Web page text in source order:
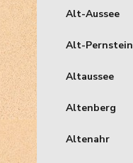
Alt-Aussee
Alt-Pernstein
Altaussee
Altenberg
Altenahr